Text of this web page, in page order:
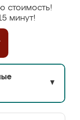
стоимость!
минут!
▼